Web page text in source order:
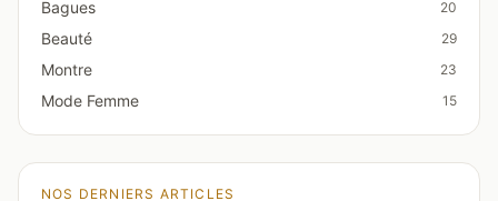
Bagues 20
Beauté 29
Montre 23
Mode Femme 15
NOS DERNIERS ARTICLES